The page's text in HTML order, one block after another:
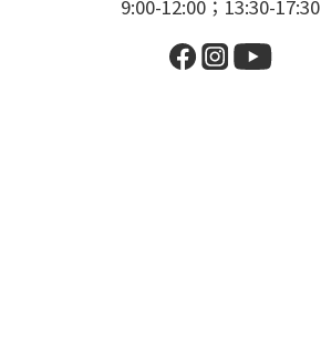
9:00-12:00；13:30-17:30